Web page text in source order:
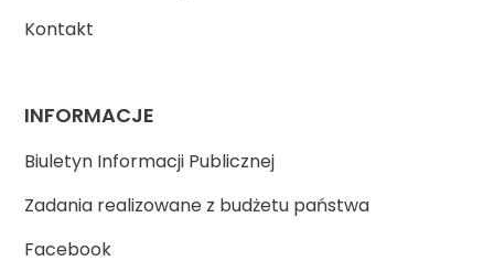
Kontakt
INFORMACJE
Biuletyn Informacji Publicznej
Zadania realizowane z budżetu państwa
Facebook